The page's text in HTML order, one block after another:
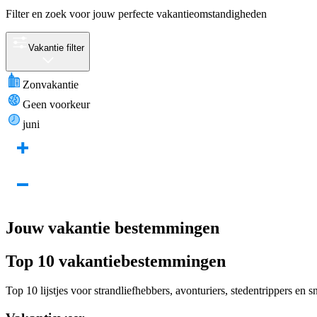
Filter en zoek voor jouw perfecte vakantieomstandigheden
Vakantie filter
Zonvakantie
Geen voorkeur
juni
Jouw vakantie bestemmingen
Top 10 vakantiebestemmingen
Top 10 lijstjes voor strandliefhebbers, avonturiers, stedentrippers en